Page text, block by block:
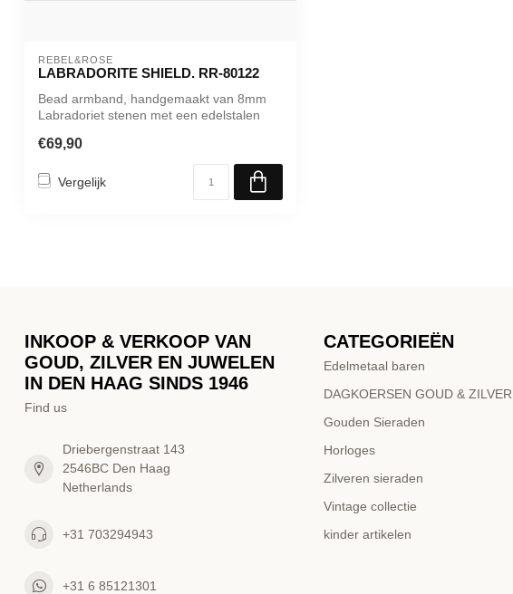
REBEL&ROSE
LABRADORITE SHIELD. RR-80122
Bead armband, handgemaakt van 8mm
Labradoriet stenen met een edelstalen
€69,90
Vergelijk
INKOOP & VERKOOP VAN
GOUD, ZILVER EN JUWELEN
IN DEN HAAG SINDS 1946
Find us
Driebergenstraat 143
2546BC Den Haag
Netherlands
+31 703294943
+31 6 85121301
CATEGORIEËN
Edelmetaal baren
DAGKOERSEN GOUD & ZILVER
Gouden Sieraden
Horloges
Zilveren sieraden
Vintage collectie
kinder artikelen